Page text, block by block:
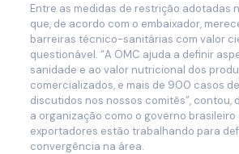
Entre as medidas de restrição adotadas
que, de acordo com o embaixador,
barreiras técnico-sanitárias com valor
questionável. “A OMC ajuda a definir
sanidade e ao valor nutricional dos
comercializados, e mais de 900 casos
discutidos nos nossos comitês”, contou,
a organização como o governo
exportadores estão trabalhando para
convergência na área.